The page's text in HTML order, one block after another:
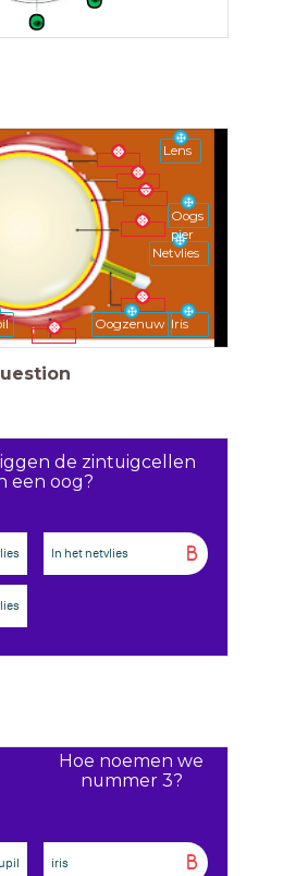
Lens
Iris
Netvlies
Oogzenuw
Oogs
pier
de zintuigcellen
een oog?
B
In het netvlies
Hoe noemen we
nummer 3?
B
iris